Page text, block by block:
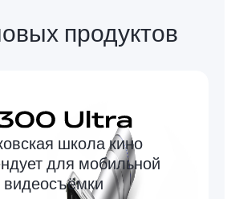
продуктов
школа кино
для мобильной
видеосъёмки